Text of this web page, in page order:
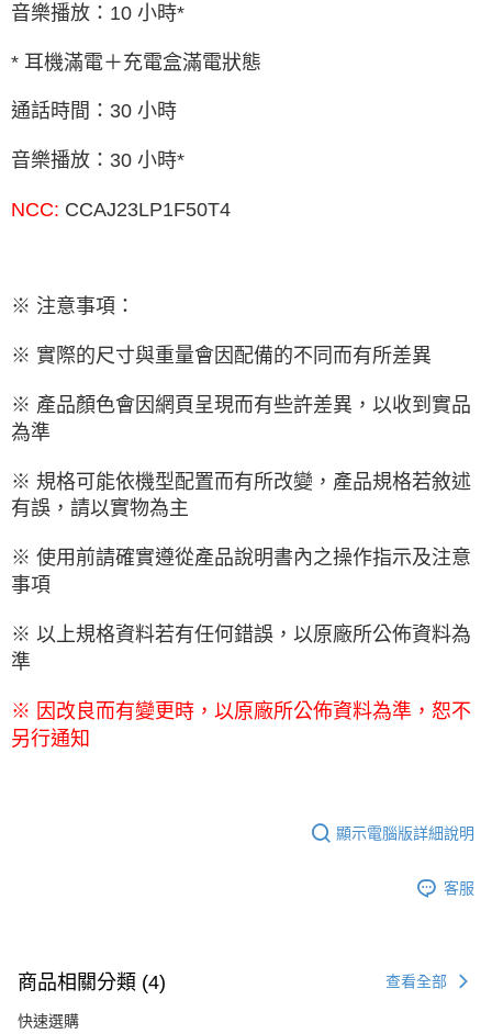
音樂播放： 10 小時*
* 耳機滿電＋充電盒滿電狀態
通話時間： 30 小時
音樂播放： 30 小時*
NCC: CCAJ23LP1F50T4
※ 注意事項：
※ 實際的尺寸與重量會因配備的不同而有所差異
※ 產品顏色會因網頁呈現而有些許差異，以收到實品
為準
※ 規格可能依機型配置而有所改變，產品規格若敘述
有誤，請以實物為主
※ 使用前請確實遵從產品說明書內之操作指示及注意
事項
※ 以上規格資料若有任何錯誤，以原廠所公佈資料為
準
※ 因改良而有變更時，以原廠所公佈資料為準，恕不
另行通知
顯示電腦版詳細說明
客服
商品相關分類 (4) 查看全部
快速選購